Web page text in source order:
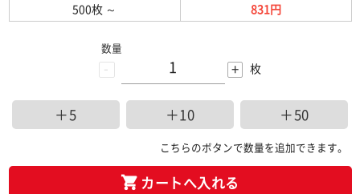
500枚 ～ 831円
-
数量
+ 枚
＋5 ＋10 ＋50
こちらのボタンで数量を追加できます。
カートへ入れる